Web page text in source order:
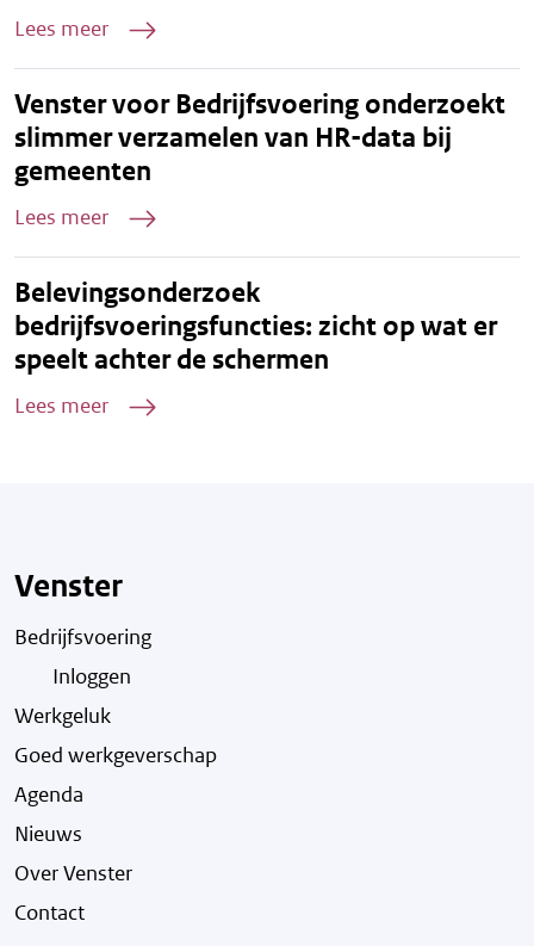
Lees meer
Venster voor Bedrijfsvoering onderzoekt
slimmer verzamelen van HR-data bij
gemeenten
Lees meer
Belevingsonderzoek
bedrijfsvoeringsfuncties: zicht op wat er
speelt achter de schermen
Lees meer
Venster
Bedrijfsvoering
Inloggen
Werkgeluk
Goed werkgeverschap
Agenda
Nieuws
Over Venster
Contact